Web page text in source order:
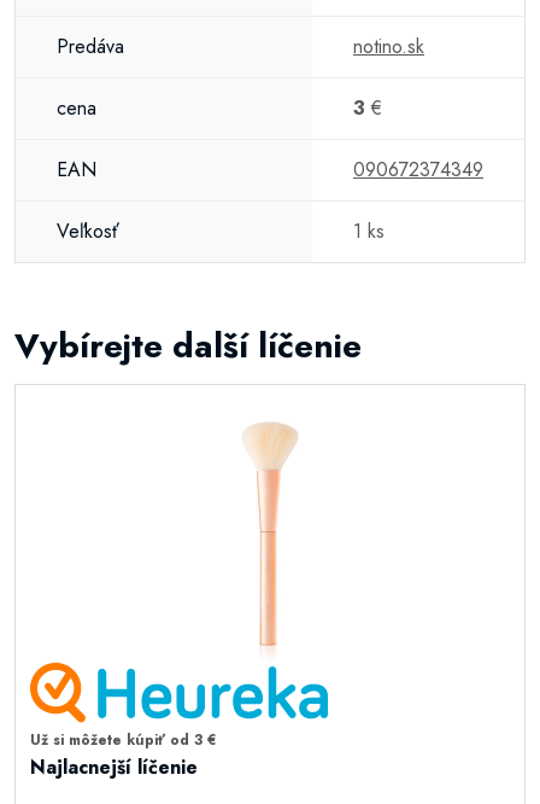
Predáva notino.sk
cena 3 €
EAN 090672374349
Veľkosť 1 ks
Vybírejte další líčenie
Už si môžete kúpiť od 3 €
Najlacnejší líčenie